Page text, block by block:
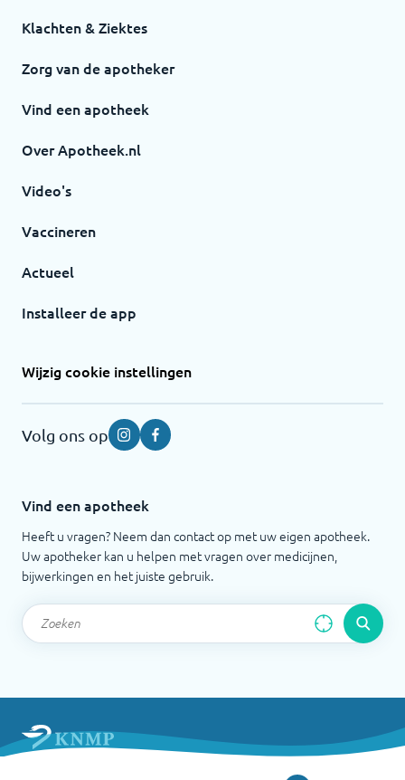
Klachten & Ziektes
Zorg van de apotheker
Vind een apotheek
Over Apotheek.nl
Video's
Vaccineren
Actueel
Installeer de app
Wijzig cookie instellingen
Volg ons op InstagramFacebook
Vind een apotheek
Heeft u vragen? Neem dan contact op met uw eigen apotheek.
Uw apotheker kan u helpen met vragen over medicijnen,
bijwerkingen en het juiste gebruik.